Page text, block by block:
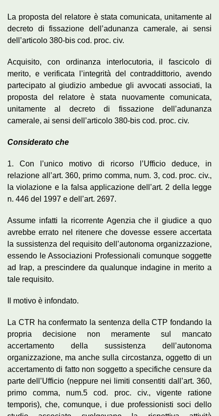
La proposta del relatore è stata comunicata, unitamente al
decreto di fissazione dell’adunanza camerale, ai sensi
dell’articolo 380-bis cod. proc. civ.
Acquisito, con ordinanza interlocutoria, il fascicolo di
merito, e verificata l’integrità del contraddittorio, avendo
partecipato al giudizio ambedue gli avvocati associati, la
proposta del relatore è stata nuovamente comunicata,
unitamente al decreto di fissazione dell’adunanza
camerale, ai sensi dell’articolo 380-bis cod. proc. civ.
Considerato che
1. Con l’unico motivo di ricorso l’Ufficio deduce, in
relazione all’art. 360, primo comma, num. 3, cod. proc. civ.,
la violazione e la falsa applicazione dell’art. 2 della legge
n. 446 del 1997 e dell’art. 2697.
Assume infatti la ricorrente Agenzia che il giudice a quo
avrebbe errato nel ritenere che dovesse essere accertata
la sussistenza del requisito dell’autonoma organizzazione,
essendo le Associazioni Professionali comunque soggette
ad Irap, a prescindere da qualunque indagine in merito a
tale requisito.
Il motivo è infondato.
La CTR ha confermato la sentenza della CTP fondando la
propria decisione non meramente sul mancato
accertamento della sussistenza dell’autonoma
organizzazione, ma anche sulla circostanza, oggetto di un
accertamento di fatto non soggetto a specifiche censure da
parte dell’Ufficio (neppure nei limiti consentiti dall’art. 360,
primo comma, num.5 cod. proc. civ., vigente ratione
temporis), che, comunque, i due professionisti soci dello